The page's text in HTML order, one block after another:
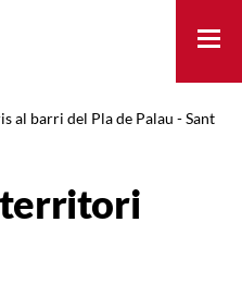
al barri del Pla de Palau - Sant